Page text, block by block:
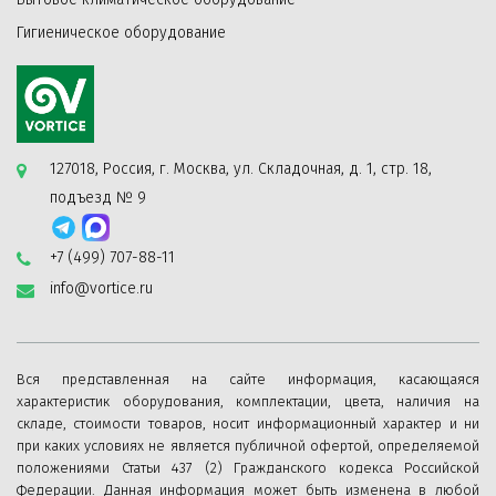
передачу вибрации от вентилятора к воздуховодам.
Благодаря двойному кожуху (внешнему и
промежуточному) и благодаря отражающей
теплоизоляции корпуса, нагнетающего и
воздухозаборного сопел данные вентиляторы
возможно располагать в неотапливаемых технических
помещениях.
лопатками, сочетает в себе высокую
производительность осевых вентиляторов и высокое
давление центробежных. Обтекатель корректирует
поток воздуха после рабочего колеса и выпрямителя
во избежание потерь из-за завихрений.
Гигиеническое оборудование
127018, Россия, г. Москва, ул. Складочная, д. 1, стр. 18,
подъезд № 9
+7 (499) 707-88-11
info@vortice.ru
Вся представленная на сайте информация, касающаяся
характеристик оборудования, комплектации, цвета, наличия на
складе, стоимости товаров, носит информационный характер и ни
при каких условиях не является публичной офертой, определяемой
положениями Статьи 437 (2) Гражданского кодекса Российской
Федерации. Данная информация может быть изменена в любой